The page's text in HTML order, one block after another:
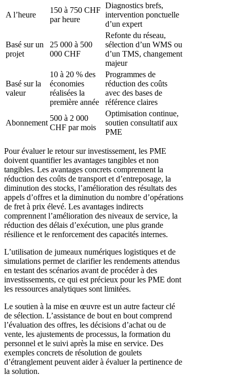
A l’heure
150 à 750 CHF
par heure
Diagnostics brefs,
intervention ponctuelle
d’un expert
Basé sur un
projet
25 000 à 500
000 CHF
Refonte du réseau,
sélection d’un WMS ou
d’un TMS, changement
majeur
Basé sur la
valeur
10 à 20 % des
économies
réalisées la
première année
Programmes de
réduction des coûts
avec des bases de
référence claires
Abonnement
500 à 2 000
CHF par mois
Optimisation continue,
soutien consultatif aux
PME
Pour évaluer le retour sur investissement, les PME
doivent quantifier les avantages tangibles et non
tangibles. Les avantages concrets comprennent la
réduction des coûts de transport et d’entreposage, la
diminution des stocks, l’amélioration des résultats des
appels d’offres et la diminution du nombre d’opérations
de fret à prix élevé. Les avantages indirects
comprennent l’amélioration des niveaux de service, la
réduction des délais d’exécution, une plus grande
résilience et le renforcement des capacités internes.
L’utilisation de jumeaux numériques logistiques et de
simulations permet de clarifier les rendements attendus
en testant des scénarios avant de procéder à des
investissements, ce qui est précieux pour les PME dont
les ressources analytiques sont limitées.
Le soutien à la mise en œuvre est un autre facteur clé
de sélection. L’assistance de bout en bout comprend
l’évaluation des offres, les décisions d’achat ou de
vente, les ajustements de processus, la formation du
personnel et le suivi après la mise en service. Des
exemples concrets de résolution de goulets
d’étranglement peuvent aider à évaluer la pertinence de
la solution.